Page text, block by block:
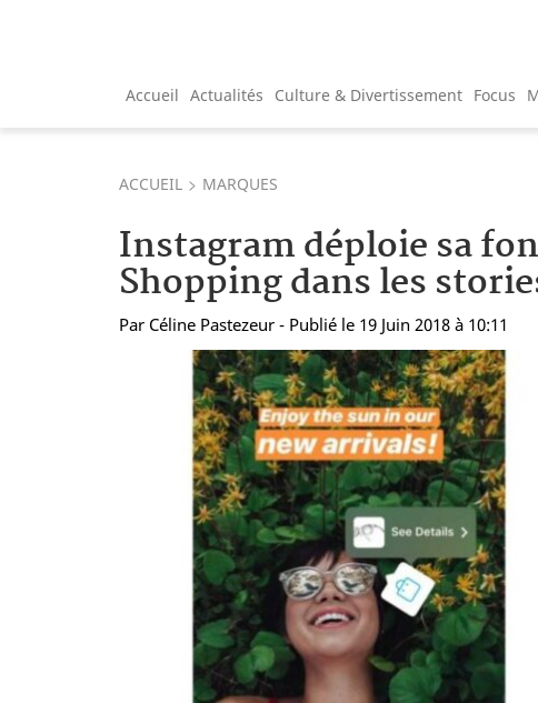
Accueil Actualités Culture & Divertissement Focus
ACCUEIL MARQUES
Instagram déploie sa
Shopping dans les
Par Céline Pastezeur - Publié le 19 Juin 2018 à 10:11